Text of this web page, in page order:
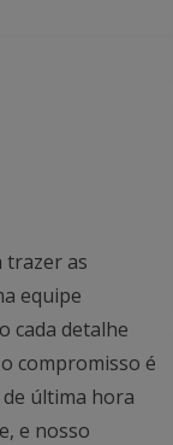
trazer as
equipe
cada detalhe
compromisso é
última hora
e nosso